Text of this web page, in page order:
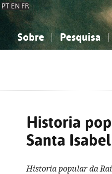
PT EN FR
Sobre Pesquisa
Historia
Santa Isabel
Historia popular da